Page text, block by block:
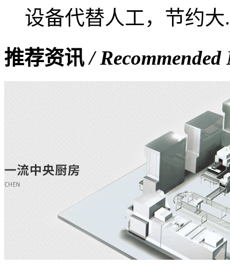
设备代替人工，节约大
推荐资讯/ Recommended